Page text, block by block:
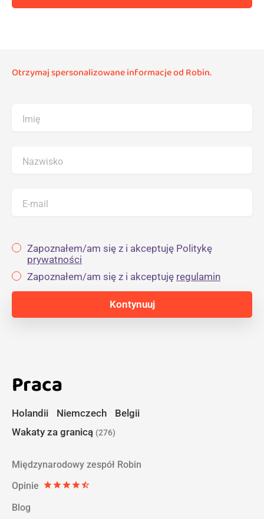
Otrzymaj spersonalizowane informacje od Robin.
Imię
Nazwisko
E-mail
Zapoznałem/am się z i akceptuję Politykę
prywatności
Zapoznałem/am się z i akceptuję regulamin
Praca
Holandii Niemczech
Belgii
Wakaty za granicą (276)
Międzynarodowy zespół Robin
Opinie starstarstarstarstar_half
Blog